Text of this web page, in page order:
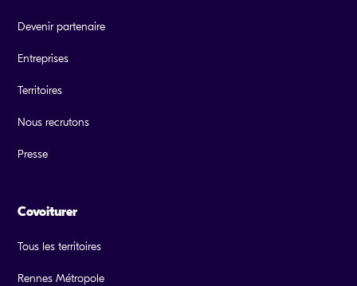
Devenir partenaire
Entreprises
Territoires
Nous recrutons
Presse
Covoiturer
Tous les territoires
Rennes Métropole